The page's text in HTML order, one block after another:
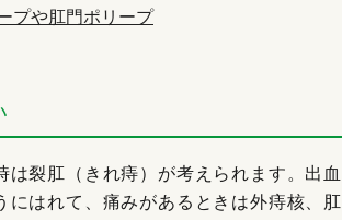
プや肛門ポリープ
は裂肛（きれ痔）が考えられます。出
にはれて、痛みがあるときは外痔核、